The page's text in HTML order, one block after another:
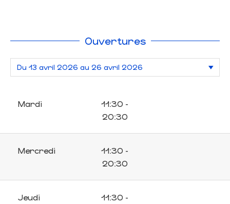
Ouvertures
Mardi
11:30 -
20:30
Mercredi
11:30 -
20:30
Jeudi 11:30 -